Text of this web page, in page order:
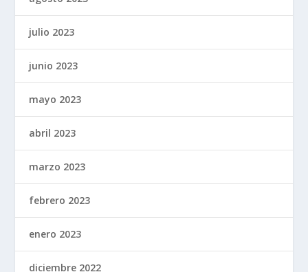
julio 2023
junio 2023
mayo 2023
abril 2023
marzo 2023
febrero 2023
enero 2023
diciembre 2022